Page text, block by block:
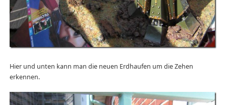
Hier und unten kann man die neuen Erdhaufen um die Zehen
erkennen.